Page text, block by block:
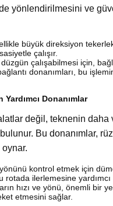
yönlendirilmesini ve
büyük direksiyon
çalışır.
çalışabilmesi için,
donanımları, bu
Donanımlar
değil, teknenin
Bu donanımlar,
kontrol etmek için
ilerlemesine yardımcı
hızı ve yönü, önemli bir
etmesini sağlar.